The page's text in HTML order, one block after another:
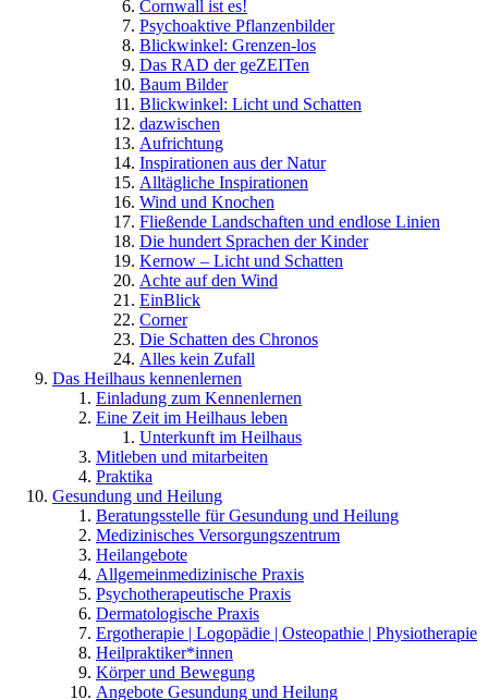
Cornwall ist es!
Psychoaktive Pflanzenbilder
Blickwinkel: Grenzen-los
Das RAD der geZEITen
Baum Bilder
Blickwinkel: Licht und Schatten
dazwischen
Aufrichtung
Inspirationen aus der Natur
Alltägliche Inspirationen
Wind und Knochen
Fließende Landschaften und endlose Linien
Die hundert Sprachen der Kinder
Kernow – Licht und Schatten
Achte auf den Wind
EinBlick
Corner
Die Schatten des Chronos
Alles kein Zufall
Das Heilhaus kennenlernen
Einladung zum Kennenlernen
Eine Zeit im Heilhaus leben
Unterkunft im Heilhaus
Mitleben und mitarbeiten
Praktika
Gesundung und Heilung
Beratungsstelle für Gesundung und Heilung
Medizinisches Versorgungszentrum
Heilangebote
Allgemeinmedizinische Praxis
Psychotherapeutische Praxis
Dermatologische Praxis
Ergotherapie | Logopädie | Osteopathie | Physiotherapie
Heilpraktiker*innen
Körper und Bewegung
Angebote Gesundung und Heilung